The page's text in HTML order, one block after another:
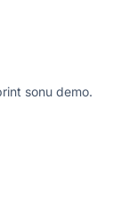
sonu demo.